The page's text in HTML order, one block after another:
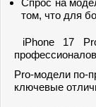
Спрос на
том, что для
iPhone 17
профессионалов
Pro-модели по-
ключевые